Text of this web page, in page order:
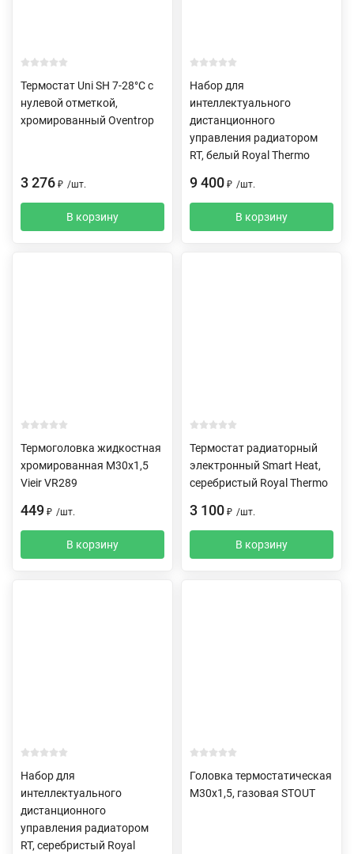
Термостат Uni SH 7-28°C с
нулевой отметкой,
хромированный Oventrop
3 276 ₽ /шт.
В корзину
Набор для
интеллектуального
дистанционного
управления радиатором
RT, белый Royal Thermo
9 400 ₽ /шт.
В корзину
Термоголовка жидкостная
хромированная M30x1,5
Vieir VR289
449 ₽ /шт.
В корзину
Термостат радиаторный
электронный Smart Heat,
серебристый Royal Thermo
3 100 ₽ /шт.
В корзину
Набор для
интеллектуального
дистанционного
управления радиатором
RT, серебристый Royal
Головка термостатическая
M30х1,5, газовая STOUT